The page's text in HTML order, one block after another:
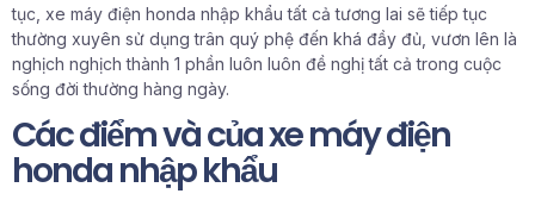
tục, xe máy điện honda nhập khẩu tất cả tương lai sẽ tiếp tục
thường xuyên sử dụng trân quý phệ đến khá đầy đủ, vươn lên là
nghịch nghịch thành 1 phần luôn luôn đề nghị tất cả trong cuộc
sống đời thường hàng ngày.
Các điểm và của xe máy điện
honda nhập khẩu